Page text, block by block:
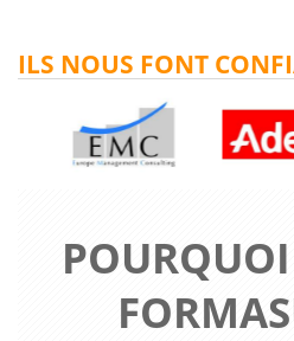
ILS NOUS FONT